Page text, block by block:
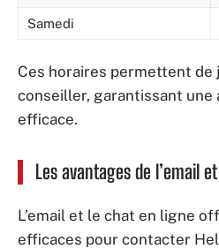
Samedi
Ces horaires permettent de
conseiller, garantissant une
efficace.
Les avantages de l’email
L’email et le chat en ligne
efficaces pour contacter